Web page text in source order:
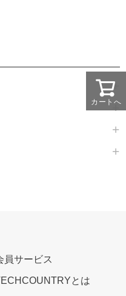
カートへ
員サービス
とは